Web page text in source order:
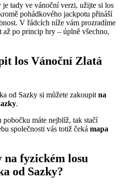
je tady ve vánoční verzi, užijte si los
pohádkového jackpotu přináší
V řádcích níže vám prozradíme
až po princip hry – úplně všechno,
los Vánoční Zlatá
od Sazky si můžete zakoupit na
.
máte nejblíž, tak stačí
společnosti vás totiž čeká mapa
fyzickém losu
od Sazky?